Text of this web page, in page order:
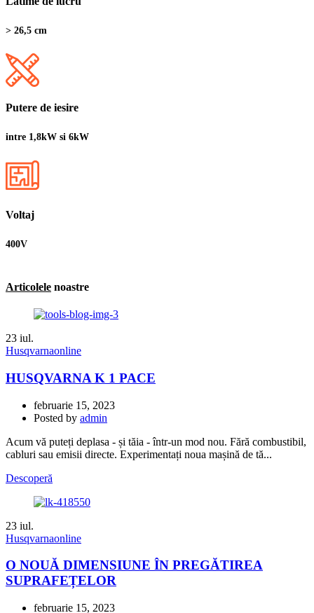
> 26,5 cm
Putere de iesire
intre 1,8kW si 6kW
Voltaj
400V
Articolele noastre
23 iul.
Husqvarnaonline
HUSQVARNA K 1 PACE
februarie 15, 2023
Posted by admin
Acum vă puteți deplasa - și tăia - într-un mod nou. Fără combustibil,
cabluri sau emisii directe. Experimentați noua mașină de tă...
Descoperă
23 iul.
Husqvarnaonline
О NOUĂ DIMENSIUNE ÎN PREGĂTIREA
SUPRAFEȚELOR
februarie 15, 2023